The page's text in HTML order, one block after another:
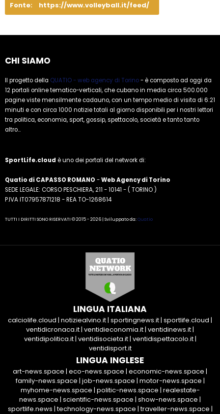
Fonte: https://www.volleyball.it/feed/
CHI SIAMO
Il progetto della QUATIO - web agency di Torino- è composto ad oggi da
12 portali online tematico-verticali, che cubano in media circa 500.000
pagine viste mensilmente cadauno, con un tempo medio di visita di 6:21
minuti e con circa 1000 notizie totali al giorno disponibili per i nostri lettori
tra politica, economia, sport, gossip, spettacolo, società e tanto tanto
altro...
SportLife.cloud è uno dei portali del network di:
Quatio di CAPASSO ROMANO -Web Agency di Torino
SEDE LEGALE: CORSO PESCHIERA, 211 - 10141 - ( TORINO )
P.IVA IT07957871218 - REA TO-1268614
TUTTI I DIRITTI SONO RISERVATI © 2015 - 2026 | Sviluppato da:Quatio
LINGUA ITALIANA
calciolife.cloud | notiziealvino.it| sportingnews.it| sportlife.cloud |
ventidicronaca.it| ventidieconomia.it| ventidinews.it|
ventidipolitica.it| ventidisocieta.it| ventidispettacolo.it|
ventidisport.it
LINGUA INGLESE
art-news.space | eco-news.space | economic-news.space |
family-news.space | job-news.space | motor-news.space |
myhome-news.space | politic-news.space | realestate-
news.space | scientific-news.space | show-news.space |
sportlife.news |technology-news.space |traveller-news.space |